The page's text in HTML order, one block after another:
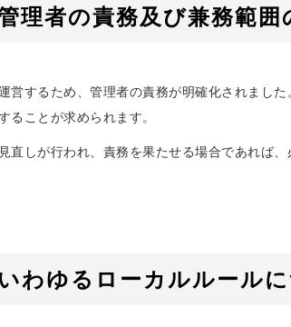
理者の責務及び兼務範囲
営するため、管理者の責務が明確化されまし
ることが求められます。
直しが行われ、責務を果たせる場合であれば
わゆるローカルルールに